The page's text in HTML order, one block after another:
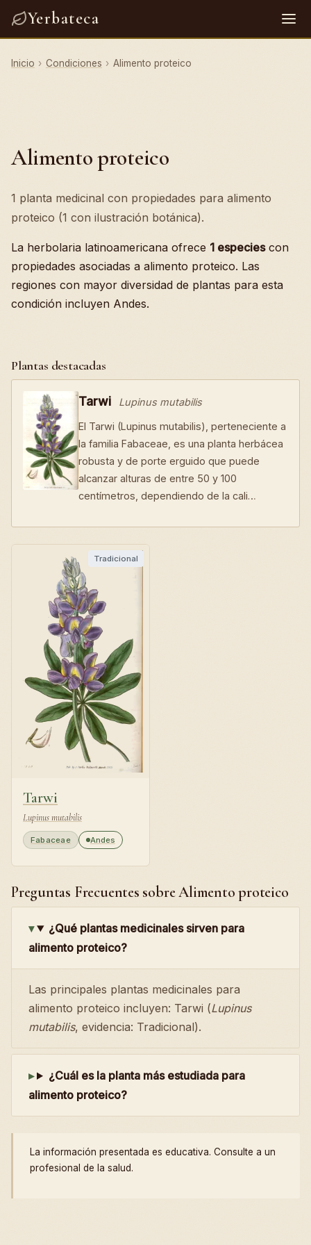
Yerbateca
Inicio › Condiciones › Alimento proteico
Alimento proteico
1 planta medicinal con propiedades para alimento
proteico (1 con ilustración botánica).
La herbolaria latinoamericana ofrece 1 especiescon
propiedades asociadas a alimento proteico. Las
regiones con mayor diversidad de plantas para esta
condición incluyen Andes.
Plantas destacadas
Tarwi Lupinus mutabilis
El Tarwi (Lupinus mutabilis), perteneciente a
la familia Fabaceae, es una planta herbácea
robusta y de porte erguido que puede
alcanzar alturas de entre 50 y 100
centímetros, dependiendo de la cali…
Tradicional
Tarwi
Lupinus mutabilis
Fabaceae Andes
Preguntas Frecuentes sobre Alimento proteico
¿Qué plantas medicinales sirven para
alimento proteico?
Las principales plantas medicinales para
alimento proteico incluyen: Tarwi (Lupinus
mutabilis, evidencia: Tradicional).
¿Cuál es la planta más estudiada para
alimento proteico?
La información presentada es educativa. Consulte a un
profesional de la salud.